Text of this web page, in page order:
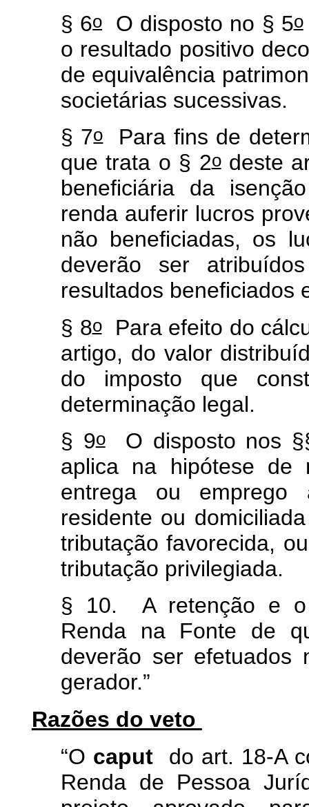
§ 6oO disposto no § 5o
o resultado positivo
de equivalência
societárias sucessivas.
§ 7oPara fins de
que trata o § 2odeste
beneficiária da
renda auferir lucros
não beneficiadas, os
deverão ser
resultados beneficiados
§ 8oPara efeito do
artigo, do valor
do imposto que
determinação legal.
§ 9oO disposto nos
aplica na hipótese de
entrega ou
residente ou
tributação favorecida,
tributação privilegiada.
§ 10. A retenção e o
Renda na Fonte de
deverão ser efetuados
gerador.”
Razões do veto
“O caput
do art. 18-A
Renda de Pessoa